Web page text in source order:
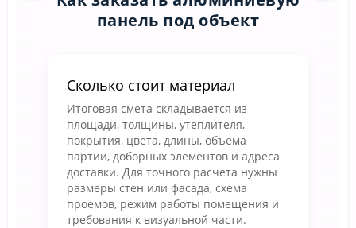
панель под объект
Сколько стоит материал
Итоговая смета складывается из
площади, толщины, утеплителя,
покрытия, цвета, длины, объема
партии, доборных элементов и адреса
доставки. Для точного расчета нужны
размеры стен или фасада, схема
проемов, режим работы помещения и
требования к визуальной части.